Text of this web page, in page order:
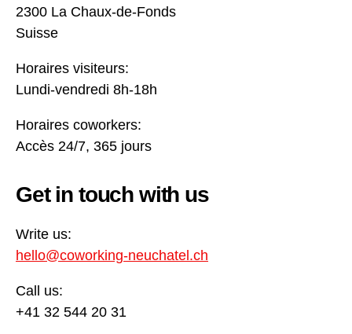
2300 La Chaux-de-Fonds
Suisse
Horaires visiteurs:
Lundi-vendredi 8h-18h
Horaires coworkers:
Accès 24/7, 365 jours
Get in touch with us
Write us:
hello@coworking-neuchatel.ch
Call us:
+41 32 544 20 31